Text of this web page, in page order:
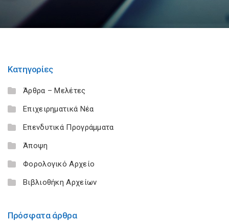
Κατηγορίες
Άρθρα – Μελέτες
Επιχειρηματικά Νέα
Επενδυτικά Προγράμματα
Άποψη
Φορολογικό Αρχείο
Βιβλιοθήκη Αρχείων
Πρόσφατα άρθρα